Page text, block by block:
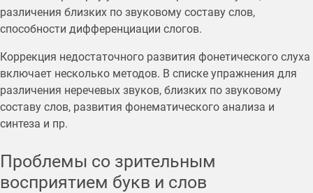
различения близких по звуковому составу слов,
способности дифференциации слогов.
Коррекция недостаточного развития фонетического слуха
включает несколько методов. В списке упражнения для
различения неречевых звуков, близких по звуковому
составу слов, развития фонематического анализа и
синтеза и пр.
Проблемы со зрительным
восприятием букв и слов